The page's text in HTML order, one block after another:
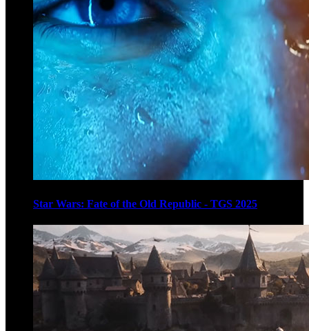
Star Wars: Fate of the Old Republic - TGS 2025